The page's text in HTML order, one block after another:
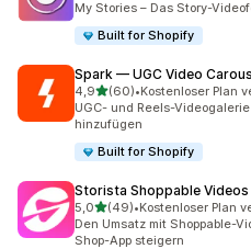
My Stories – Das Story-
Built for Shopify
Spark — UGC Video
4,9von 5 Sternen
(60)
60 Rezensionen insgesamt
•Kostenloser Plan
UGC- und Reels-
hinzufügen
Built for Shopify
Storista Shoppable Videos
5,0von 5 Sternen
(49)
49 Rezensionen insgesamt
•Kostenloser Plan
Den Umsatz mit Shoppable-
Shop-App steigern